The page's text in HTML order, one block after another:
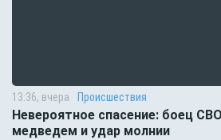
13:36, вчера Происшествия
Невероятное спасение: боец
медведем и удар молнии